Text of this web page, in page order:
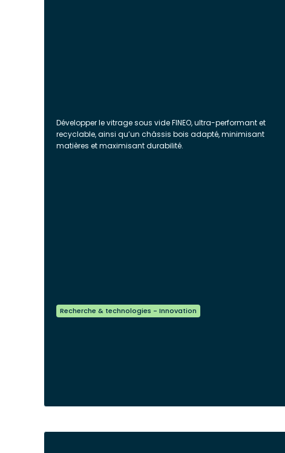
Développer le vitrage sous vide FINEO, ultra-performant et
recyclable, ainsi qu’un châssis bois adapté, minimisant
matières et maximisant durabilité.
Recherche & technologies - Innovation